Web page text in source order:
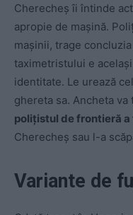
Cherecheș îi întinde
apropie de mașină.
mașinii, trage
taximetristului e
identitate. Le urează
ghereta sa. Ancheta
polițistul de frontieră
Cherecheș sau l-a
Variante de